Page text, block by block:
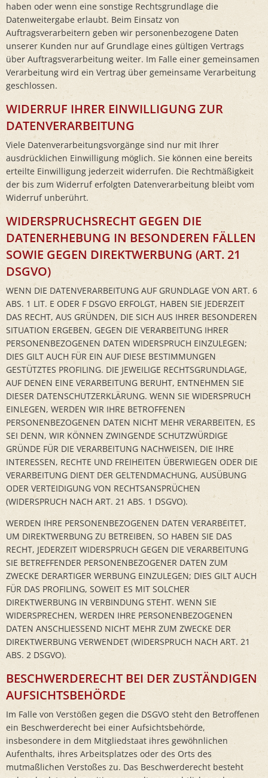
haben oder wenn eine sonstige Rechtsgrundlage die
Datenweitergabe erlaubt. Beim Einsatz von
Auftragsverarbeitern geben wir personenbezogene Daten
unserer Kunden nur auf Grundlage eines gültigen Vertrags
über Auftragsverarbeitung weiter. Im Falle einer gemeinsamen
Verarbeitung wird ein Vertrag über gemeinsame Verarbeitung
geschlossen.
WIDERRUF IHRER EINWILLIGUNG ZUR
DATENVERARBEITUNG
Viele Datenverarbeitungsvorgänge sind nur mit Ihrer
ausdrücklichen Einwilligung möglich. Sie können eine bereits
erteilte Einwilligung jederzeit widerrufen. Die Rechtmäßigkeit
der bis zum Widerruf erfolgten Datenverarbeitung bleibt vom
Widerruf unberührt.
WIDERSPRUCHSRECHT GEGEN DIE
DATENERHEBUNG IN BESONDEREN FÄLLEN
SOWIE GEGEN DIREKTWERBUNG (ART. 21
DSGVO)
WENN DIE DATENVERARBEITUNG AUF GRUNDLAGE VON ART. 6
ABS. 1 LIT. E ODER F DSGVO ERFOLGT, HABEN SIE JEDERZEIT
DAS RECHT, AUS GRÜNDEN, DIE SICH AUS IHRER BESONDEREN
SITUATION ERGEBEN, GEGEN DIE VERARBEITUNG IHRER
PERSONENBEZOGENEN DATEN WIDERSPRUCH EINZULEGEN;
DIES GILT AUCH FÜR EIN AUF DIESE BESTIMMUNGEN
GESTÜTZTES PROFILING. DIE JEWEILIGE RECHTSGRUNDLAGE,
AUF DENEN EINE VERARBEITUNG BERUHT, ENTNEHMEN SIE
DIESER DATENSCHUTZERKLÄRUNG. WENN SIE WIDERSPRUCH
EINLEGEN, WERDEN WIR IHRE BETROFFENEN
PERSONENBEZOGENEN DATEN NICHT MEHR VERARBEITEN, ES
SEI DENN, WIR KÖNNEN ZWINGENDE SCHUTZWÜRDIGE
GRÜNDE FÜR DIE VERARBEITUNG NACHWEISEN, DIE IHRE
INTERESSEN, RECHTE UND FREIHEITEN ÜBERWIEGEN ODER DIE
VERARBEITUNG DIENT DER GELTENDMACHUNG, AUSÜBUNG
ODER VERTEIDIGUNG VON RECHTSANSPRÜCHEN
(WIDERSPRUCH NACH ART. 21 ABS. 1 DSGVO).
WERDEN IHRE PERSONENBEZOGENEN DATEN VERARBEITET,
UM DIREKTWERBUNG ZU BETREIBEN, SO HABEN SIE DAS
RECHT, JEDERZEIT WIDERSPRUCH GEGEN DIE VERARBEITUNG
SIE BETREFFENDER PERSONENBEZOGENER DATEN ZUM
ZWECKE DERARTIGER WERBUNG EINZULEGEN; DIES GILT AUCH
FÜR DAS PROFILING, SOWEIT ES MIT SOLCHER
DIREKTWERBUNG IN VERBINDUNG STEHT. WENN SIE
WIDERSPRECHEN, WERDEN IHRE PERSONENBEZOGENEN
DATEN ANSCHLIESSEND NICHT MEHR ZUM ZWECKE DER
DIREKTWERBUNG VERWENDET (WIDERSPRUCH NACH ART. 21
ABS. 2 DSGVO).
BESCHWERDE­RECHT BEI DER ZUSTÄNDIGEN
AUFSICHTS­BEHÖRDE
Im Falle von Verstößen gegen die DSGVO steht den Betroffenen
ein Beschwerderecht bei einer Aufsichtsbehörde,
insbesondere in dem Mitgliedstaat ihres gewöhnlichen
Aufenthalts, ihres Arbeitsplatzes oder des Orts des
mutmaßlichen Verstoßes zu. Das Beschwerderecht besteht